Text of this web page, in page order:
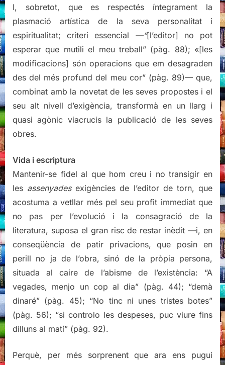
I, sobretot, que es respectés íntegrament la
plasmació artística de la seva personalitat i
espiritualitat; criteri essencial —“[l’editor] no pot
esperar que mutili el meu treball” (pàg. 88); «[les
modificacions] són operacions que em desagraden
des del més profund del meu cor” (pàg. 89)— que,
combinat amb la novetat de les seves propostes i el
seu alt nivell d’exigència, transformà en un llarg i
quasi agònic viacrucis la publicació de les seves
obres.
Vida i escriptura
Mantenir-se fidel al que hom creu i no transigir en
les assenyadesexigències de l’editor de torn, que
acostuma a vetllar més pel seu profit immediat que
no pas per l’evolució i la consagració de la
literatura, suposa el gran risc de restar inèdit —i, en
conseqüència de patir privacions, que posin en
perill no ja de l’obra, sinó de la pròpia persona,
situada al caire de l’abisme de l’existència: “A
vegades, menjo un cop al dia” (pàg. 44); “demà
dinaré” (pàg. 45); “No tinc ni unes tristes botes”
(pàg. 56); “si controlo les despeses, puc viure fins
dilluns al matí” (pàg. 92).
Perquè, per més sorprenent que ara ens pugui